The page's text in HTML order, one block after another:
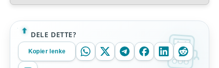
DELE DETTE?
Kopier lenke